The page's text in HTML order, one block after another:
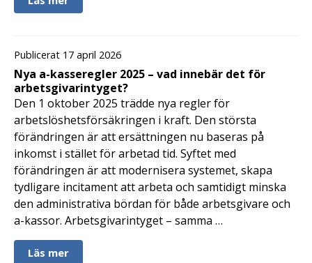
Publicerat 17 april 2026
Nya a-kasseregler 2025 – vad innebär det för
arbetsgivarintyget?
Den 1 oktober 2025 trädde nya regler för
arbetslöshetsförsäkringen i kraft. Den största
förändringen är att ersättningen nu baseras på
inkomst i stället för arbetad tid. Syftet med
förändringen är att modernisera systemet, skapa
tydligare incitament att arbeta och samtidigt minska
den administrativa bördan för både arbetsgivare och
a-kassor. Arbetsgivarintyget – samma …
Läs mer